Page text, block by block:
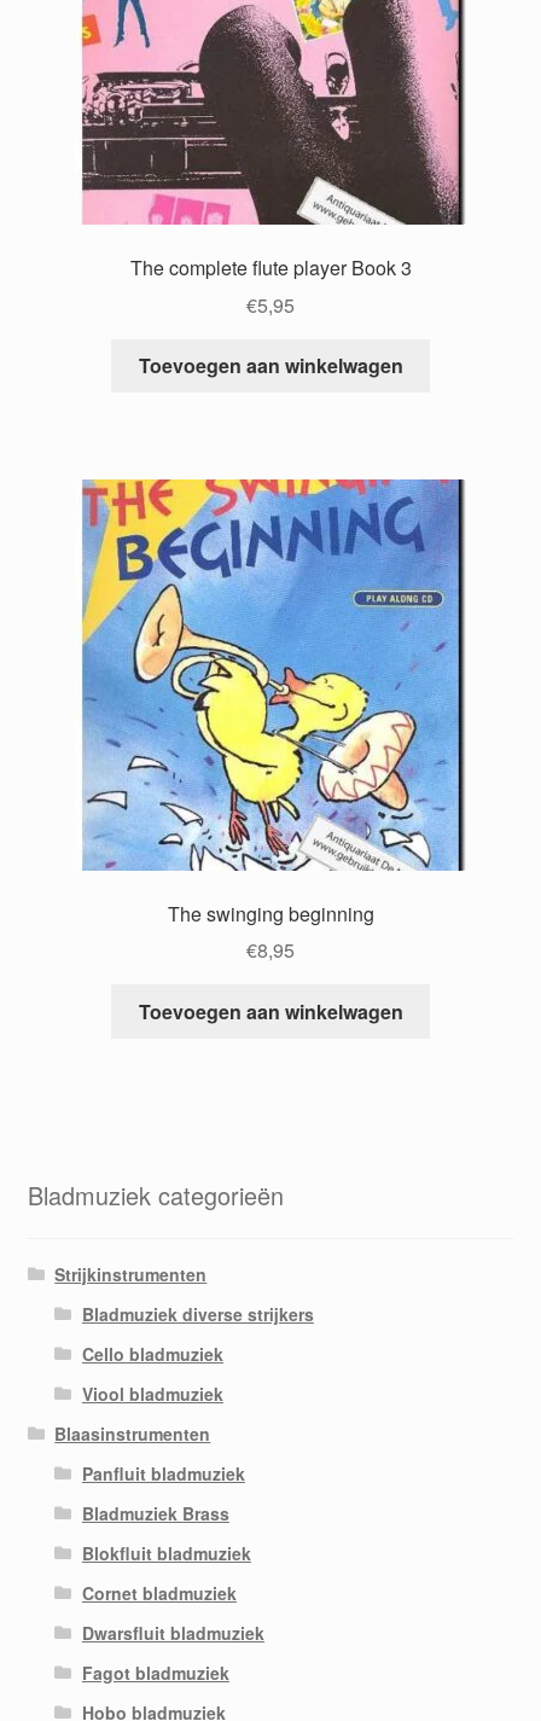
The complete flute player Book 3
€5,95
Toevoegen aan winkelwagen
The swinging beginning
€8,95
Toevoegen aan winkelwagen
Bladmuziek categorieën
Strijkinstrumenten
Bladmuziek diverse strijkers
Cello bladmuziek
Viool bladmuziek
Blaasinstrumenten
Panfluit bladmuziek
Bladmuziek Brass
Blokfluit bladmuziek
Cornet bladmuziek
Dwarsfluit bladmuziek
Fagot bladmuziek
Hobo bladmuziek